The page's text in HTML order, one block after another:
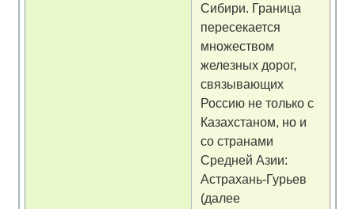
Сибири. Граница
пересекается
множеством
железных дорог,
связывающих
Россию не только с
Казахстаном, но и
со странами
Средней Азии:
Астрахань-Гурьев
(далее